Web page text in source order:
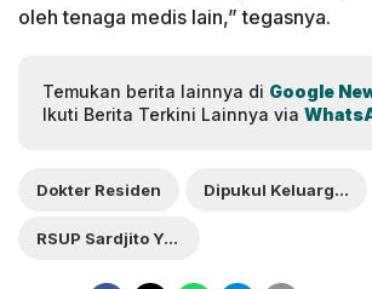
oleh tenaga medis lain,” tegasnya.
Temukan berita lainnya di Google
Ikuti Berita Terkini Lainnya via
Dokter Residen Dipukul Keluarga Pasien
RSUP Sardjito Yogyakarta